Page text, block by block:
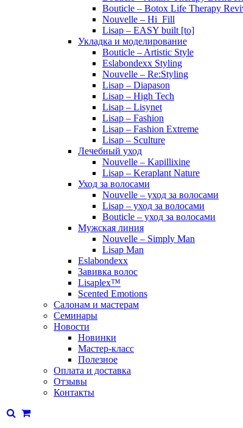
Bouticle – Botox Life Therapy
Nouvelle – Hi_Fill
Lisap – EASY built [to]
Укладка и моделирование
Bouticle – Artistic Style
Eslabondexx Styling
Nouvelle – Re:Styling
Lisap – Diapason
Lisap – High Tech
Lisap – Lisynet
Lisap – Fashion
Lisap – Fashion Extreme
Lisap – Sculture
Лечебный уход
Nouvelle – Kapillixine
Lisap – Keraplant Nature
Уход за волосами
Nouvelle – уход за волосами
Lisap – уход за волосами
Bouticle – уход за волосами
Мужская линия
Nouvelle – Simply Man
Lisap Man
Eslabondexx
Завивка волос
Lisaplex™
Scented Emotions
Салонам и мастерам
Семинары
Новости
Новинки
Мастер-класс
Полезное
Оплата и доставка
Отзывы
Контакты